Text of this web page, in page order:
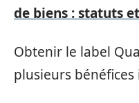
de biens : statuts
Obtenir le label
plusieurs